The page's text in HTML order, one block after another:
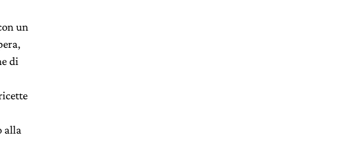
un
di
alla